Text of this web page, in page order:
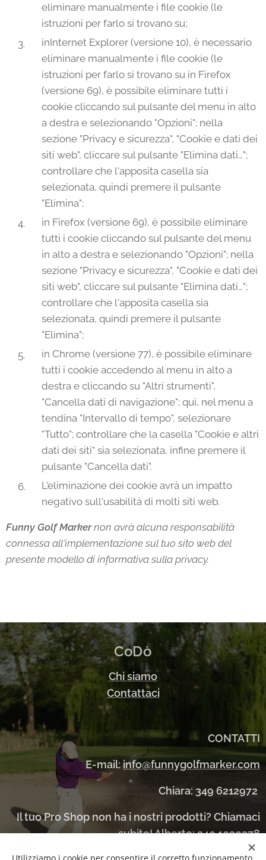
eliminare manualmente i file cookie (le
istruzioni per farlo si trovano su;
inInternet Explorer (versione 10), è necessario
eliminare manualmente i file cookie (le
istruzioni per farlo si trovano su in Firefox
(versione 69), è possibile eliminare tutti i
cookie cliccando sul pulsante del menu in alto
a destra e selezionando "Opzioni"; nella
sezione "Privacy e sicurezza", "Cookie e dati dei
siti web", cliccare sul pulsante "Elimina dati…";
controllare che l'apposita casella sia
selezionata, quindi premere il pulsante
"Elimina";
in Firefox (versione 69), è possibile eliminare
tutti i cookie cliccando sul pulsante del menu
in alto a destra e selezionando "Opzioni"; nella
sezione "Privacy e sicurezza", "Cookie e dati dei
siti web", cliccare sul pulsante "Elimina dati…";
controllare che l'apposita casella sia
selezionata, quindi premere il pulsante
"Elimina";
in Chrome (versione 77), è possibile eliminare
tutti i cookie accedendo al menu in alto a
destra e cliccando su "Altri strumenti",
"Cancella dati di navigazione"; qui, nel menu a
tendina "Intervallo di tempo", selezionare
"Tutto"; controllare che la casella "Cookie e altri
dati dei siti" sia selezionata, infine premere il
pulsante "Cancella dati".
L'eliminazione dei cookie avrà un impatto
negativo sull'usabilità di molti siti web.
Funny Golf Markernon avrà alcuna responsabilità
connessa all'implementazione sul tuo sito web del
presente modello di informativa sulla privacy.
CoDò
Chi siamo
Contattaci
CONTATTI
E-mail:info@funnygolfmarker.com
Chiara: 349 6212972
Il tuo Pro Shop non ha i nostri prodotti? Chiamaci
subito! Alberto: 340 1030278